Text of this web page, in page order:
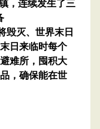
，连续发生了三
毁灭、世界末日
日来临时每个
难所，囤积大
，确保能在世